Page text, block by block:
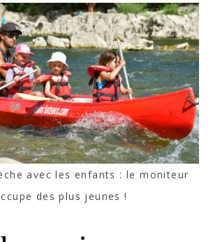
avec les enfants : le moniteur
des plus jeunes !